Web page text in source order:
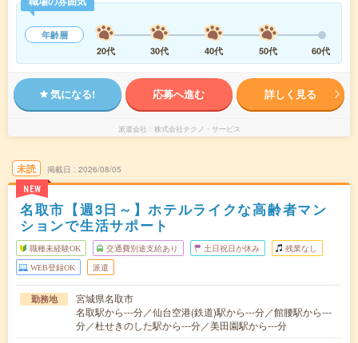
年齢層
20代
30代 40代 50代 60代
気になる! 応募へ進む 詳しく見る
派遣会社 株式会社テクノ・サービス
未読
NEW
掲載日 2026/08/05
名取市【週3日～】ホテルライクな高齢者マン
ションで生活サポート
職種未経験OK 交通費別途支給あり 土日祝日が休み 残業なし
WEB登録OK 派遣
勤務地
宮城県名取市
名取駅から---分／仙台空港(鉄道)駅から---分／館腰駅から---
分／杜せきのした駅から---分／美田園駅から---分